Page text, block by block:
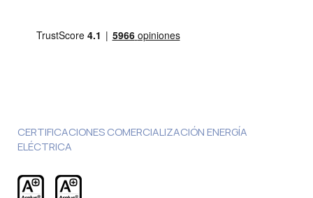
CERTIFICACIONES COMERCIALIZACIÓN ENERGÍA
ELÉCTRICA